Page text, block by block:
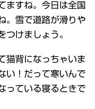
ますね。今日は全国
。雪で道路が滑りや
つけましょう。
猫背になっちゃいま
い！だって寒いんで
っている寝るときで